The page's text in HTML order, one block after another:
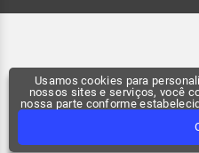
Usamos cookies para
nossos sites e serviços, você
nossa parte conforme